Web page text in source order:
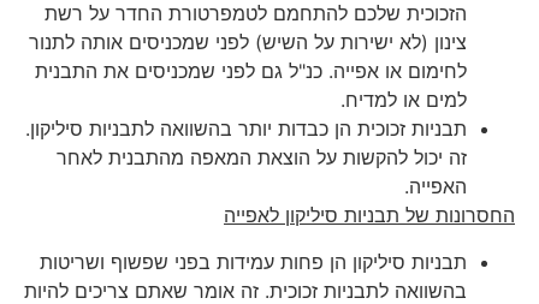
הזכוכית שלכם להתחמם לטמפרטורת החדר על רשת
צינון (לא ישירות על השיש) לפני שמכניסים אותה לתנור
לחימום או אפייה. כנ"ל גם לפני שמכניסים את התבנית
למים או למדיח.
תבניות זכוכית הן כבדות יותר בהשוואה לתבניות סיליקון.
זה יכול להקשות על הוצאת המאפה מהתבנית לאחר
האפייה.
החסרונות של תבניות סיליקון לאפייה
תבניות סיליקון הן פחות עמידות בפני שפשוף ושריטות
בהשוואה לתבניות זכוכית. זה אומר שאתם צריכים להיות